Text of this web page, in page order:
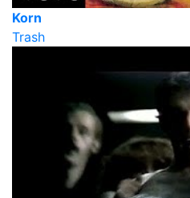
Korn
Trash